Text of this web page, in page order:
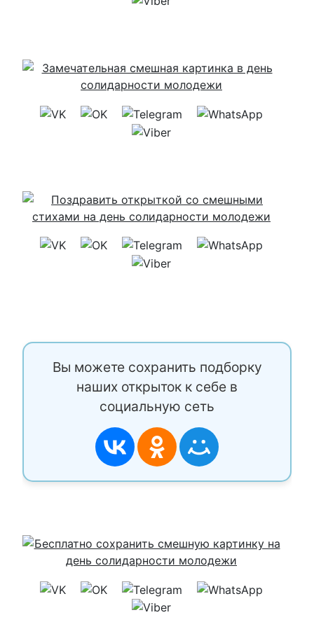
Вы можете сохранить подборку
наших открыток к себе в
социальную сеть